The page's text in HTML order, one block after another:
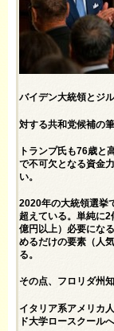
バイデン大統領とジ
対する共和党候補の
トランプ氏も76歳と
で不可欠となる資金
い。
2020年の大統領選挙
超えている。単純に
億円以上）必要にな
めるだけの要素（人
る。
その点、フロリダ州
イタリア系アメリカ
ド大学ロースクール